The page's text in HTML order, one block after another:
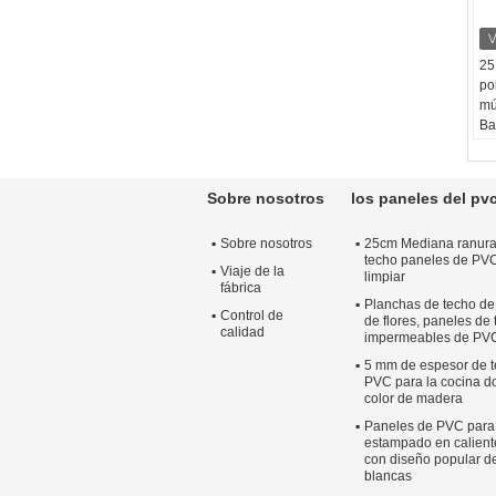
°C
Sobre nosotros
Sobre nosotros
Viaje de la
fábrica
Control de
calidad
los paneles del
25cm Mediana
techo paneles de
limpiar
Planchas de techo
de flores, paneles de
impermeables de
5 mm de espesor de
PVC para la cocina
color de madera
Paneles de PVC
estampado en
con diseño popular
blancas